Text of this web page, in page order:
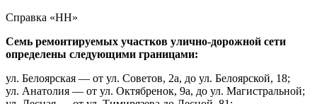
Справка «НН»
Семь ремонтируемых участков улично-дорожной сети
определены следующими границами:
ул. Белоярская — от ул. Советов, 2а, до ул. Белоярской, 18;
ул. Анатолия — от ул. Октябренок, 9а, до ул. Магистральной;